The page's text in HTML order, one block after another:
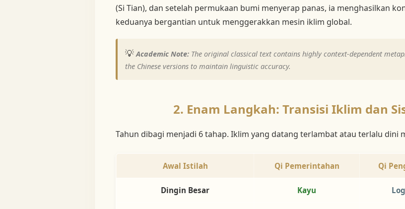
(Si Tian), dan setelah permukaan bumi menyerap panas, ia menghasilkan
keduanya bergantian untuk menggerakkan mesin iklim global.
💡 Academic Note: The original classical text contains highly context-dependent
the Chinese versions to maintain linguistic accuracy.
2. Enam Langkah: Transisi Iklim dan
Tahun dibagi menjadi 6 tahap. Iklim yang datang terlambat atau terlalu dini
Awal Istilah Qi Pemerintahan Qi
Dingin Besar Kayu